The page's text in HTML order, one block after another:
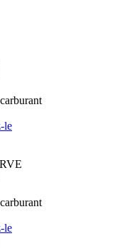
le
le